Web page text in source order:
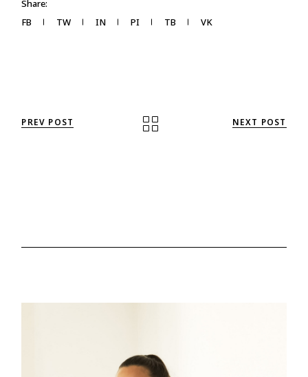
Share:
FB
TW IN PI TB VK
PREV POST NEXT POST